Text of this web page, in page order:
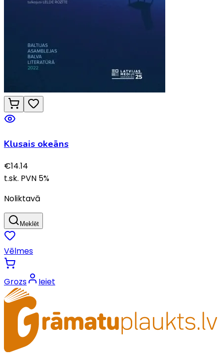
Klusais okeāns
€14.14
t.sk. PVN 5%
Noliktavā
Meklēt
Vēlmes
Grozs Ieiet